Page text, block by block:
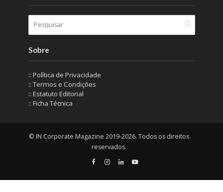
Sobre
:: Política de Privacidade
:: Termos e Condições
:: Estatuto Editorial
:: Ficha Técnica
© IN Corporate Magazine 2019-2026. Todos os direitos
reservados.